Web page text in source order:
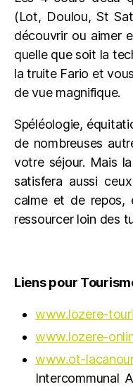
(Lot, Doulou, St
découvrir ou aimer
quelle que soit la
la truite Fario et
de vue magnifique.
Spéléologie,
de nombreuses
votre séjour. Mais
satisfera aussi
calme et de repos,
ressourcer loin des
Liens pour
www.lozere-
www.lozere-
www.ot-
Intercommunal